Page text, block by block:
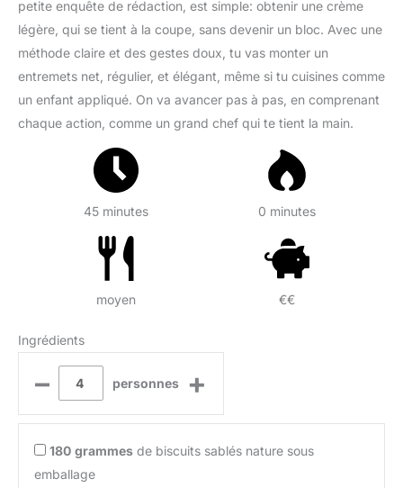
petite enquête de rédaction, est simple: obtenir une crème
légère, qui se tient à la coupe, sans devenir un bloc. Avec une
méthode claire et des gestes doux, tu vas monter un
entremets net, régulier, et élégant, même si tu cuisines comme
un enfant appliqué. On va avancer pas à pas, en comprenant
chaque action, comme un grand chef qui te tient la main.
45 minutes 0 minutes
moyen €€
Ingrédients
– personnes +
180 grammes de biscuits sablés nature sous
emballage